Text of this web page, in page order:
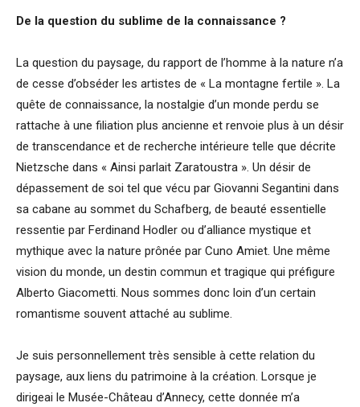
De la question du sublime de la connaissance ?
La question du paysage, du rapport de l’homme à la nature n’a
de cesse d’obséder les artistes de « La montagne fertile ». La
quête de connaissance, la nostalgie d’un monde perdu se
rattache à une filiation plus ancienne et renvoie plus à un désir
de transcendance et de recherche intérieure telle que décrite
Nietzsche dans « Ainsi parlait Zaratoustra ». Un désir de
dépassement de soi tel que vécu par Giovanni Segantini dans
sa cabane au sommet du Schafberg, de beauté essentielle
ressentie par Ferdinand Hodler ou d’alliance mystique et
mythique avec la nature prônée par Cuno Amiet. Une même
vision du monde, un destin commun et tragique qui préfigure
Alberto Giacometti. Nous sommes donc loin d’un certain
romantisme souvent attaché au sublime.
Je suis personnellement très sensible à cette relation du
paysage, aux liens du patrimoine à la création. Lorsque je
dirigeai le Musée-Château d’Annecy, cette donnée m’a